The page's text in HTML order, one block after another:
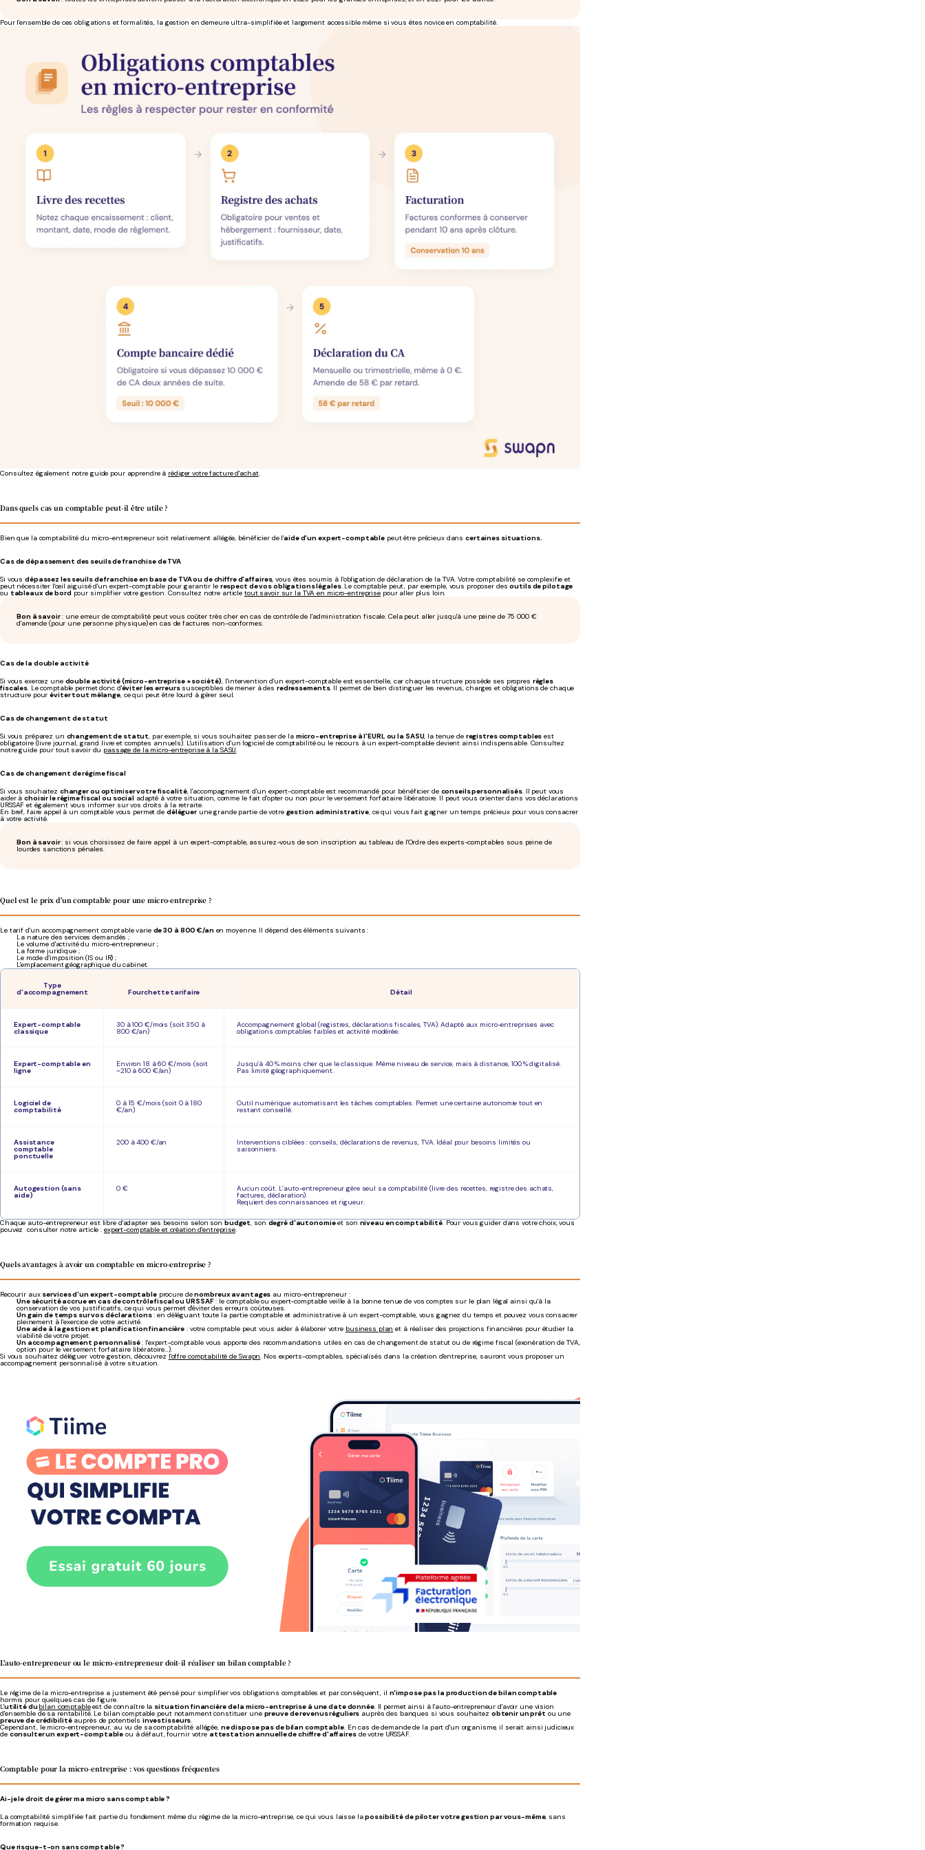
Pour l'ensemble de ces obligations et formalités, la gestion en demeure ultra-simplifiée et largement accessible même si vous êtes novice en comptabilité.
Consultez également notre guide pour apprendre à rédiger votre facture d'achat.
Dans quels cas un comptable peut-il être utile ?
Bien que la comptabilité du micro-entrepreneur soit relativement allégée, bénéficier de l'aide d'un expert-comptable peut être précieux danscertaines situations.
Cas de dépassement des seuils de franchise de TVA
Si vousdépassez les seuils de franchise en base de TVA ou de chiffre d'affaires, vous êtes soumis à l'obligation de déclaration de la TVA. Votre comptabilité se complexifie et
peut nécessiter l'œil aiguisé d'un expert-comptable pour garantir le respect de vos obligations légales. Le comptable peut, par exemple, vous proposer desoutils de pilotage
ou tableaux de bordpour simplifier votre gestion. Consultez notre articletout savoir sur la TVA en micro-entreprisepour aller plus loin.
Bon à savoir: une erreur de comptabilité peut vous coûter très cher en cas de contrôle de l'administration fiscale. Cela peut aller jusqu'à une peine de 75 000 €
d'amende (pour une personne physique) en cas de factures non-conformes.
Cas de la double activité
Si vous exercez une double activité (micro-entreprise + société), l'intervention d'un expert-comptable est essentielle, car chaque structure possède ses propres règles
fiscales. Le comptable permet donc d'éviter les erreurssusceptibles de mener à des redressements. Il permet de bien distinguer les revenus, charges et obligations de chaque
structure pouréviter tout mélange, ce qui peut être lourd à gérer seul.
Cas de changement de statut
Si vous préparez un changement de statut, par exemple, si vous souhaitez passer de la micro-entreprise à l'EURL ou la SASU, la tenue de registres comptables est
obligatoire (livre journal, grand livre et comptes annuels). L'utilisation d'un logiciel de comptabilité ou le recours à un expert-comptable devient ainsi indispensable. Consultez
notre guide pour tout savoir du passage de la micro-entreprise à la SASU.
Cas de changement de régime fiscal
Si vous souhaitez changer ou optimiser votre fiscalité, l'accompagnement d'un expert-comptable est recommandé pour bénéficier de conseils personnalisés. Il peut vous
aider àchoisir le régime fiscal ou socialadapté à votre situation, comme le fait d'opter ou non pour le versement forfaitaire libératoire. Il peut vous orienter dans vos déclarations
URSSAF et également vous informer sur vos droits à la retraite.
En bref, faire appel à un comptable vous permet de déléguerune grande partie de votre gestion administrative, ce qui vous fait gagner un temps précieux pour vous consacrer
à votre activité.
Bon à savoir: si vous choisissez de faire appel à un expert-comptable, assurez-vous de son inscription au tableau de l'Ordre des experts-comptables sous peine de
lourdes sanctions pénales.
Quel est le prix d'un comptable pour une micro-entreprise ?
Le tarif d'un accompagnement comptable varie de 30 à 800 €/anen moyenne. Il dépend des éléments suivants :
La nature des services demandés ;
Le volume d'activité du micro-entrepreneur ;
La forme juridique ;
Le mode d'imposition (IS ou IR) ;
L'emplacement géographique du cabinet.
Type
d'accompagnement Fourchette tarifaire Détail
Expert-comptable
classique
30 à 100 €/mois (soit 350 à
800 €/an)
Accompagnement global (registres, déclarations fiscales, TVA). Adapté aux micro-entreprises avec
obligations comptables faibles et activité modérée.
Expert-comptable en
ligne
Environ 18 à 60 €/mois (soit
~210 à 600 €/an)
Jusqu’à 40 % moins cher que le classique. Même niveau de service, mais à distance, 100 % digitalisé.
Pas limité géographiquement.
Logiciel de
comptabilité
0 à 15 €/mois (soit 0 à 180
€/an)
Outil numérique automatisant les tâches comptables. Permet une certaine autonomie tout en
restant conseillé.
Assistance
comptable
ponctuelle
200 à 400 €/an Interventions ciblées : conseils, déclarations de revenus, TVA. Idéal pour besoins limités ou
saisonniers.
Autogestion (sans
aide)
0 € Aucun coût. L’auto-entrepreneur gère seul sa comptabilité (livre des recettes, registre des achats,
factures, déclaration).
Requiert des connaissances et rigueur.
Chaque auto-entrepreneur est libre d'adapter ses besoins selon sonbudget, sondegré d'autonomieet sonniveau en comptabilité. Pour vous guider dans votre choix, vous
pouvez consulter notre article : expert-comptable et création d'entreprise.
Quels avantages à avoir un comptable en micro-entreprise ?
Recourir aux services d'un expert-comptableprocure denombreux avantages au micro-entrepreneur :
Une sécurité accrue en cas de contrôle fiscal ou URSSAF: le comptable ou expert-comptable veille à la bonne tenue de vos comptes sur le plan légal ainsi qu'à la
conservation de vos justificatifs, ce qui vous permet d'éviter des erreurs coûteuses.
Un gain de temps sur vos déclarations: en déléguant toute la partie comptable et administrative à un expert-comptable, vous gagnez du temps et pouvez vous consacrer
pleinement à l'exercice de votre activité.
Une aide à la gestion et planification financière : votre comptable peut vous aider à élaborer votre business plan et à réaliser des projections financières pour étudier la
viabilité de votre projet.
Un accompagnement personnalisé: l'expert-comptable vous apporte des recommandations utiles en cas de changement de statut ou de régime fiscal (exonération de TVA,
option pour le versement forfaitaire libératoire…).
Si vous souhaitez déléguer votre gestion, découvrez l'offre comptabilité de Swapn. Nos experts-comptables, spécialisés dans la création d'entreprise, sauront vous proposer un
accompagnement personnalisé à votre situation.
L'auto-entrepreneur ou le micro-entrepreneur doit-il réaliser un bilan comptable ?
Le régime de la micro-entreprise a justement été pensé pour simplifier vos obligations comptables et par conséquent, il n'impose pas la production de bilan comptable
hormis pour quelques cas de figure.
L'utilité dubilan comptableest de connaître la situation financière de la micro-entreprise à une date donnée. Il permet ainsi à l'auto-entrepreneur d'avoir une vision
d'ensemble de sa rentabilité. Le bilan comptable peut notamment constituer une preuve de revenus réguliers auprès des banques si vous souhaitez obtenir un prêt ou une
preuve de crédibilitéauprès de potentiels investisseurs.
Cependant, le micro-entrepreneur, au vu de sa comptabilité allégée, ne dispose pas de bilan comptable. En cas de demande de la part d'un organisme, il serait ainsi judicieux
de consulter un expert-comptable ou à défaut, fournir votre attestation annuelle de chiffre d'affairesde votre URSSAF.
Comptable pour la micro-entreprise : vos questions fréquentes
Ai-je le droit de gérer ma micro sans comptable ?
La comptabilité simplifiée fait partie du fondement même du régime de la micro-entreprise, ce qui vous laisse lapossibilité de piloter votre gestion par vous-même, sans
formation requise.
Que risque-t-on sans comptable ?